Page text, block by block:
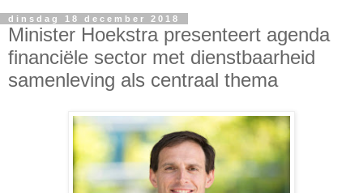
dinsdag 18 december 2018
Minister Hoekstra presenteert agenda
financiële sector met dienstbaarheid
samenleving als centraal thema